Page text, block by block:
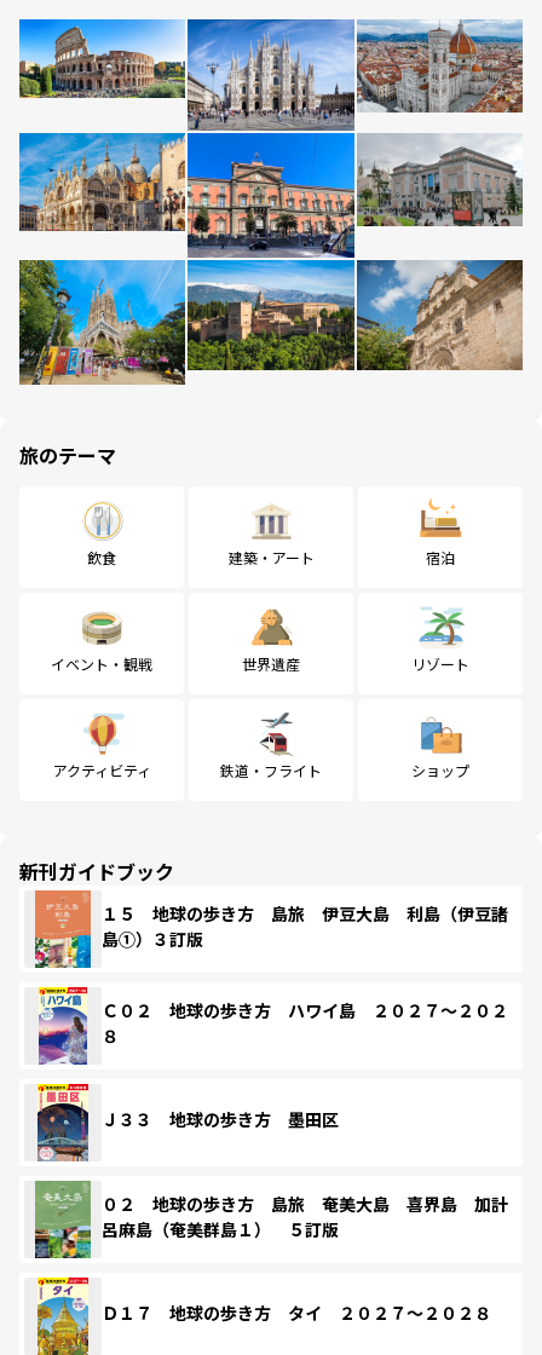
旅のテーマ
飲食 建築・アート 宿泊
イベント・観戦 世界遺産 リゾート
アクティビティ 鉄道・フライト ショップ
新刊ガイドブック
１５ 地球の歩き方 島旅 伊豆大島 利島（伊豆諸
島①）３訂版
Ｃ０２ 地球の歩き方 ハワイ島 ２０２７～２０２
８
Ｊ３３ 地球の歩き方 墨田区
０２ 地球の歩き方 島旅 奄美大島 喜界島 加計
呂麻島（奄美群島１） ５訂版
Ｄ１７ 地球の歩き方 タイ ２０２７～２０２８